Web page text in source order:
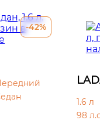
-42%
1.6 л
98